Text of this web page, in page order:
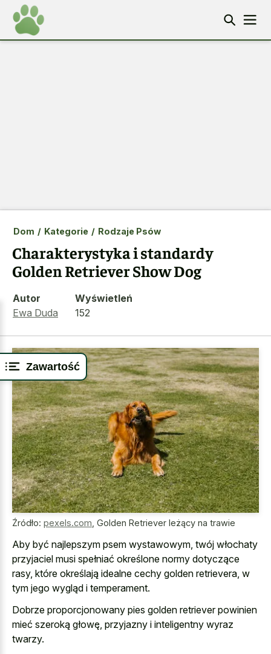
Zawartość
Dom / Kategorie / Rodzaje Psów
Charakterystyka i standardy
Golden Retriever Show Dog
Autor
Ewa Duda
Wyświetleń
152
Źródło: pexels.com Golden Retriever leżący na trawie
Aby być najlepszym psem wystawowym, twój włochaty
przyjaciel musi spełniać określone normy dotyczące
rasy, które określają idealne cechy golden retrievera, w
tym jego wygląd i temperament.
Dobrze proporcjonowany pies golden retriever powinien
mieć szeroką głowę, przyjazny i inteligentny wyraz
twarzy.